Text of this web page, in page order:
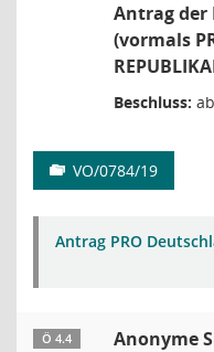
Antrag der
(vormals
Beschluss:
VO/0784/19
Antrag PRO
Ö 4.4
Anonyme